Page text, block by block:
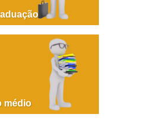
BACCIN
1 – parte 1
médio